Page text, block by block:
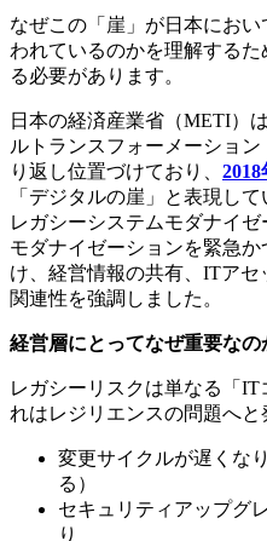
なぜこの「崖」が日本にお
われているのかを理解する
る必要があります。
日本の経済産業省（METI）
ルトランスフォーメーショ
り返し位置づけており、
「デジタルの崖」と表現し
レガシーシステムモダナイ
モダナイゼーションを緊急
け、経営情報の共有、ITア
関連性を強調しました。
経営層にとってなぜ重要なの
レガシーリスクは単なる「
れはレジリエンスの問題へと
変更サイクルが遅くな
る）
セキュリティアップグ
り